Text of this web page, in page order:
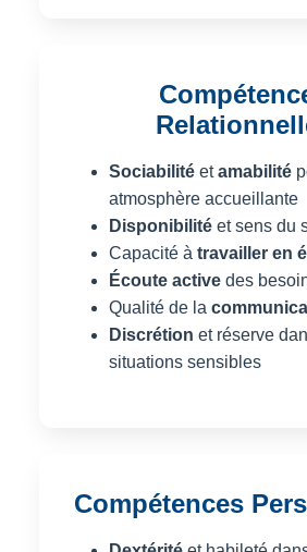
Sociabilité etamabilité
atmosphère accueillante
Disponibilité et sens du
Capacité à travailler en
Écoute active des
Qualité de la
Discrétion et réserve
situations sensibles
Compétences